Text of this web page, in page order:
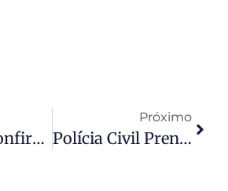
Ancelotti Confirma Seleção Titular Para Amistoso Do Brasil Contra O Panamá No Maracanã
Próximo
Polícia Civil Prende Homem Que Manipulou Criança Na Internet Para Cometer Abuso